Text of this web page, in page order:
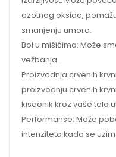
azotnog oksida,
smanjenju umora.
Bol u mišićima: Može
vežbanja.
Proizvodnja crvenih
proizvodnju crvenih
kiseonik kroz vaše telo
Performanse: Može
intenziteta kada se